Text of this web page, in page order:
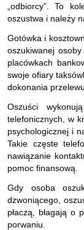
„odbiorcy”. To
oszustwa i należy
Gotówka i
oszukiwanej
placówkach
swoje ofiary
dokonania
Oszuści
telefonicznych, w
psychologicznej i
Takie częste
nawiązanie
pomoc finansową.
Gdy osoba
dzwoniącego,
płaczą, błagają o
porwaniu.